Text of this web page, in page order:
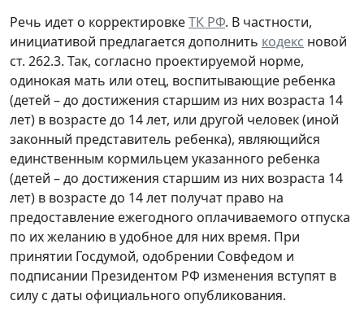
Речь идет о корректировкеТК РФ. В частности,
инициативой предлагается дополнить кодекс новой
ст. 262.3. Так, согласно проектируемой норме,
одинокая мать или отец, воспитывающие ребенка
(детей – до достижения старшим из них возраста 14
лет) в возрасте до 14 лет, или другой человек (иной
законный представитель ребенка), являющийся
единственным кормильцем указанного ребенка
(детей – до достижения старшим из них возраста 14
лет) в возрасте до 14 лет получат право на
предоставление ежегодного оплачиваемого отпуска
по их желанию в удобное для них время. При
принятии Госдумой, одобрении Совфедом и
подписании Президентом РФ изменения вступят в
силу с даты официального опубликования.